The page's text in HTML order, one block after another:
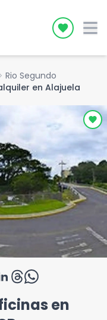
Icon
chevron_right Rio Segundo
en Alajuela
en